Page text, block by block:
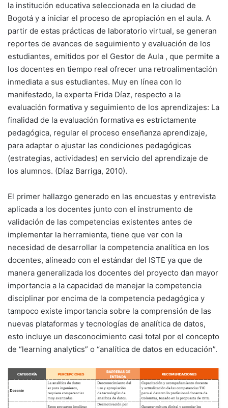
la institución educativa seleccionada en la ciudad de
Bogotá y a iniciar el proceso de apropiación en el aula. A
partir de estas prácticas de laboratorio virtual, se generan
reportes de avances de seguimiento y evaluación de los
estudiantes, emitidos por el Gestor de Aula , que permite a
los docentes en tiempo real ofrecer una retroalimentación
inmediata a sus estudiantes. Muy en línea con lo
manifestado, la experta Frida Díaz, respecto a la
evaluación formativa y seguimiento de los aprendizajes: La
finalidad de la evaluación formativa es estrictamente
pedagógica, regular el proceso enseñanza aprendizaje,
para adaptar o ajustar las condiciones pedagógicas
(estrategias, actividades) en servicio del aprendizaje de
los alumnos. (Díaz Barriga, 2010).
El primer hallazgo generado en las encuestas y entrevista
aplicada a los docentes junto con el instrumento de
validación de las competencias existentes antes de
implementar la herramienta, tiene que ver con la
necesidad de desarrollar la competencia analítica en los
docentes, alineado con el estándar del ISTE ya que de
manera generalizada los docentes del proyecto dan mayor
importancia a la capacidad de manejar la competencia
disciplinar por encima de la competencia pedagógica y
tampoco existe importancia sobre la comprensión de las
nuevas plataformas y tecnologías de analítica de datos,
esto incluye un desconocimiento casi total por el concepto
de “learning analytics” o “analítica de datos en educación”.